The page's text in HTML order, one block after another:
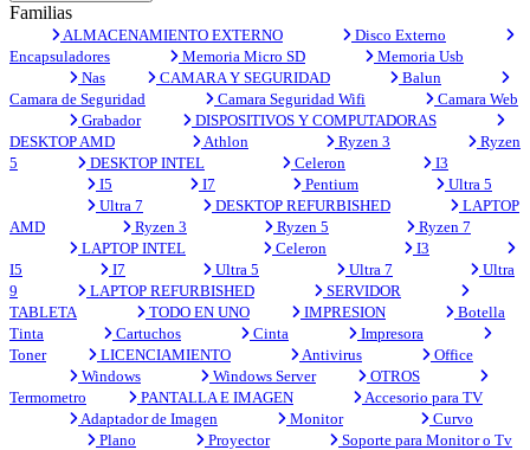
Familias
ALMACENAMIENTO EXTERNO
Disco Externo
Encapsuladores
Memoria Micro SD
Memoria Usb
Nas
CAMARA Y SEGURIDAD
Balun
Camara de Seguridad
Camara Seguridad Wifi
Camara Web
Grabador
DISPOSITIVOS Y COMPUTADORAS
DESKTOP AMD
Athlon Ryzen 3
Ryzen
5
DESKTOP INTEL Celeron
I3
I5
I7 Pentium
Ultra 5
Ultra 7
DESKTOP REFURBISHED
LAPTOP
AMD
Ryzen 3 Ryzen 5
Ryzen 7
LAPTOP INTEL
Celeron
I3
I5
I7 Ultra 5 Ultra 7
Ultra
9
LAPTOP REFURBISHED
SERVIDOR
TABLETA
TODO EN UNO IMPRESION
Botella
Tinta
Cartuchos Cinta
Impresora
Toner
LICENCIAMIENTO Antivirus
Office
Windows
Windows Server
OTROS
Termometro
PANTALLA E IMAGEN
Accesorio para TV
Adaptador de Imagen
Monitor
Curvo
Plano
Proyector
Soporte para Monitor o Tv